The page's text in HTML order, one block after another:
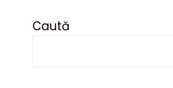
Caută